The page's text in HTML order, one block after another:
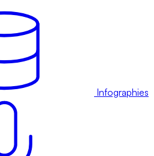
Infographies